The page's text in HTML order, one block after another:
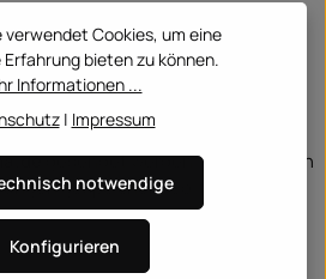
Scan oder Kopie an
gesendet werden. Diese werden
gespeichert. Sollte dies nicht
eine Nachricht.
verwendet Cookies, um eine
bieten zu können.
Informationen ...
| Impressum
notwendige
Konfigurieren